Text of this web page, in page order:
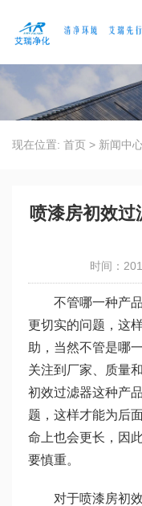
现在位置: 首页 > 新闻中
喷漆房初效过
时间：
不管哪一种产
更切实的问题，这
助，当然不管是哪
关注到厂家、质量
初效过滤器这种产
题，这样才能为后
命上也会更长，因
要慎重。
对于喷漆房初